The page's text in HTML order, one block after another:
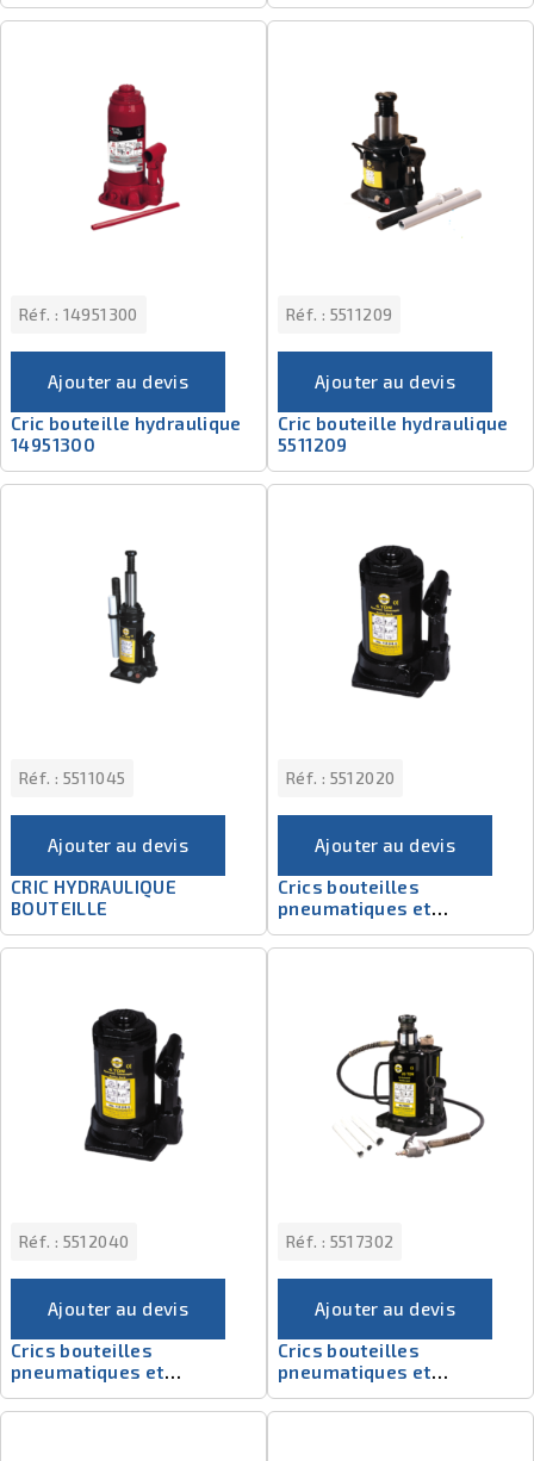
Réf. : 14951300
Ajouter au devis
Cric bouteille hydraulique
14951300
Réf. : 5511209
Ajouter au devis
Cric bouteille hydraulique
5511209
Réf. : 5511045
Ajouter au devis
CRIC HYDRAULIQUE
BOUTEILLE
Réf. : 5512020
Ajouter au devis
Crics bouteilles
pneumatiques et
téléscopiques 5512020
Réf. : 5512040
Ajouter au devis
Crics bouteilles
pneumatiques et
téléscopiques 5512040
Réf. : 5517302
Ajouter au devis
Crics bouteilles
pneumatiques et
téléscopiques 5517302